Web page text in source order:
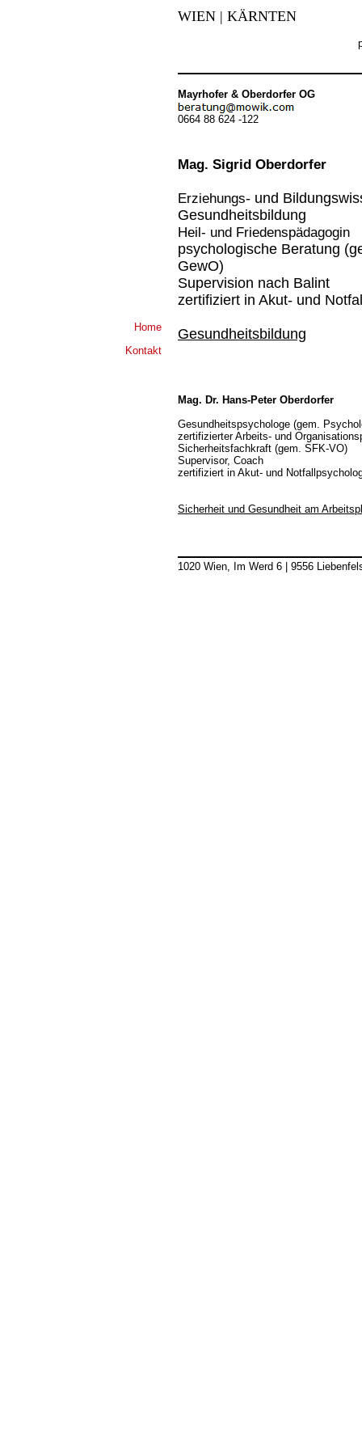
WIEN | KÄRNTEN
Mayrhofer & Oberdorfer OG
0664 88 624 -122
Mag. Sigrid Oberdorfer
Erziehungs- und
Gesundheitsbildung
Heil- und Friedenspädagogin
psychologische Beratung
GewO)
Supervision nach Balint
zertifiziert in Akut- und
Gesundheitsbildung
Mag. Dr. Hans-Peter Oberdorfer
Gesundheitspsychologe (gem.
zertifizierter Arbeits- und
Sicherheitsfachkraft (gem. SFK-VO)
Supervisor, Coach
zertifiziert in Akut- und
Sicherheit und Gesundheit am
Home
Kontakt
1020 Wien, Im Werd 6 9556